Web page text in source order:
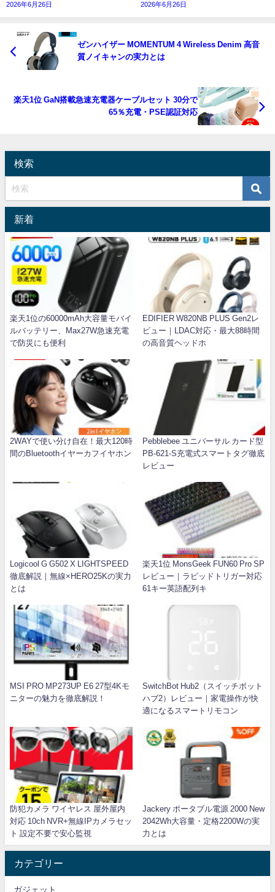
2026年6月26日 2026年6月26日
ゼンハイザー MOMENTUM 4 Wireless Denim 高音
質ノイキャンの実力とは
楽天1位 GaN搭載急速充電器ケーブルセット 30分で
65％充電・PSE認証対応
検索
新着
楽天1位の60000mAh大容量モバイ
ルバッテリー、Max27W急速充電
で防災にも便利
EDIFIER W820NB PLUS Gen2レ
ビュー｜LDAC対応・最大88時間
の高音質ヘッドホ
2WAYで使い分け自在！最大120時
間のBluetoothイヤーカフイヤホン
Pebblebee ユニバーサル カード型
PB-621-S充電式スマートタグ徹底
レビュー
Logicool G G502 X LIGHTSPEED
徹底解説｜無線×HERO25Kの実力
とは
楽天1位 MonsGeek FUN60 Pro SP
レビュー｜ラピッドトリガー対応
61キー英語配列キ
MSI PRO MP273UP E6 27型4Kモ
ニターの魅力を徹底解説！
SwitchBot Hub2（スイッチボット
ハブ2）レビュー｜家電操作が快
適になるスマートリモコン
防犯カメラ ワイヤレス 屋外屋内
対応 10ch NVR+無線IPカメラセッ
ト 設定不要で安心監視
Jackery ポータブル電源 2000 New
2042Wh大容量・定格2200Wの実
力とは
カテゴリー
ガジェット